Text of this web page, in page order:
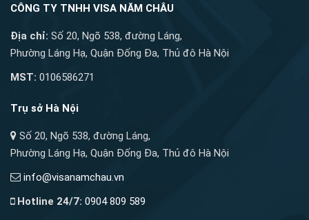
CÔNG TY TNHH VISA NĂM CHÂU
Địa chỉ: Số 20, Ngõ 538, đường Láng,
Phường Láng Hạ, Quận Đống Đa, Thủ đô Hà Nội
MST: 0106586271
Trụ sở Hà Nội
Số 20, Ngõ 538, đường Láng,
Phường Láng Hạ, Quận Đống Đa, Thủ đô Hà Nội
info@visanamchau.vn
Hotline 24/7: 0904 809 589